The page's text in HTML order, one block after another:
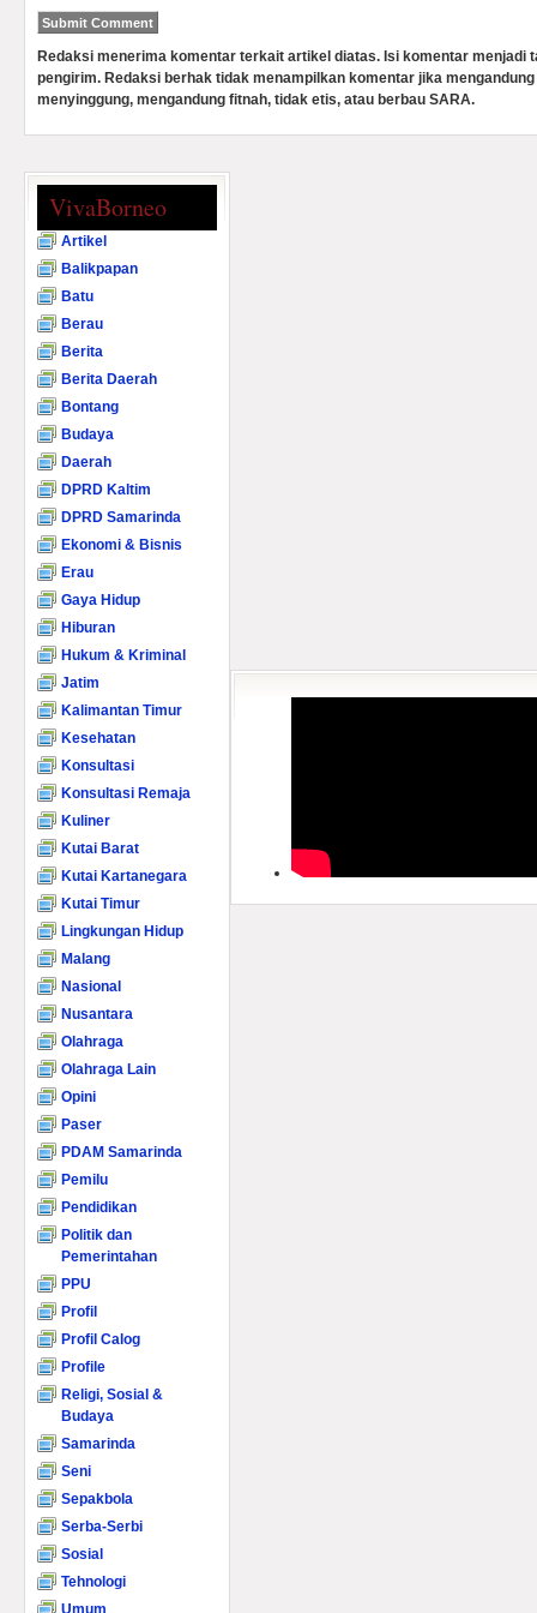
Redaksi menerima komentar terkait artikel diatas. Isi komentar menjadi
pengirim. Redaksi berhak tidak menampilkan komentar jika
menyinggung, mengandung fitnah, tidak etis, atau berbau SARA.
VivaBorneo
Artikel
Balikpapan
Batu
Berau
Berita
Berita Daerah
Bontang
Budaya
Daerah
DPRD Kaltim
DPRD Samarinda
Ekonomi & Bisnis
Erau
Gaya Hidup
Hiburan
Hukum & Kriminal
Jatim
Kalimantan Timur
Kesehatan
Konsultasi
Konsultasi Remaja
Kuliner
Kutai Barat
Kutai Kartanegara
Kutai Timur
Lingkungan Hidup
Malang
Nasional
Nusantara
Olahraga
Olahraga Lain
Opini
Paser
PDAM Samarinda
Pemilu
Pendidikan
Politik dan
Pemerintahan
PPU
Profil
Profil Calog
Profile
Religi, Sosial &
Budaya
Samarinda
Seni
Sepakbola
Serba-Serbi
Sosial
Tehnologi
Umum